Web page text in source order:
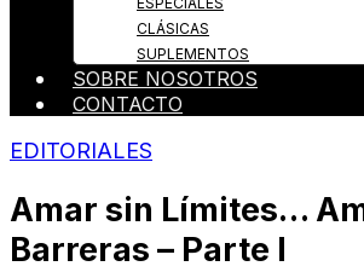
CLÁSICAS
SUPLEMENTOS
SOBRE NOSOTROS
CONTACTO
EDITORIALES
Amar sin Límites…
Barreras – Parte I